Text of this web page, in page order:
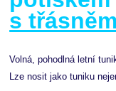
s
Volná, pohodlná letní
Lze nosit jako tuniku